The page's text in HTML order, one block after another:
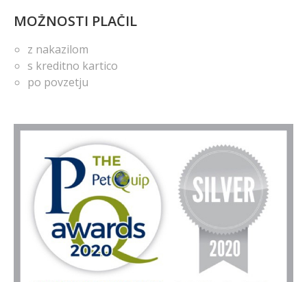
MOŽNOSTI PLAČIL
z nakazilom
s kreditno kartico
po povzetju